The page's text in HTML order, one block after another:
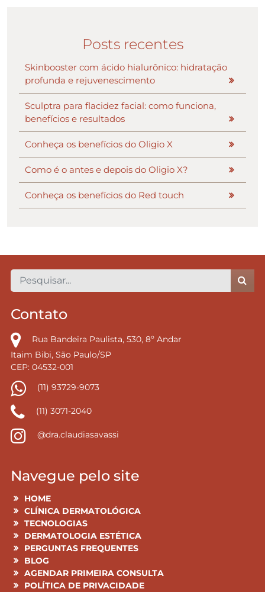
Posts recentes
Skinbooster com ácido hialurônico: hidratação
profunda e rejuvenescimento
Sculptra para flacidez facial: como funciona,
benefícios e resultados
Conheça os benefícios do Oligio X
Como é o antes e depois do Oligio X?
Conheça os benefícios do Red touch
Contato
Rua Bandeira Paulista, 530, 8º Andar
Itaim Bibi, São Paulo/SP
CEP: 04532-001
(11) 93729-9073
(11) 3071-2040
@dra.claudiasavassi
Navegue pelo site
HOME
CLÍNICA DERMATOLÓGICA
TECNOLOGIAS
DERMATOLOGIA ESTÉTICA
PERGUNTAS FREQUENTES
BLOG
AGENDAR PRIMEIRA CONSULTA
POLÍTICA DE PRIVACIDADE